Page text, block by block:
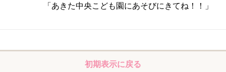
「あきた中央こども園にあそびにきてね！！」
初期表示に戻る